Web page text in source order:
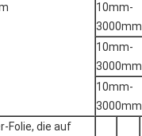
10mm-
3000mm
10mm-
3000mm
10mm-
3000mm
Folie, die auf